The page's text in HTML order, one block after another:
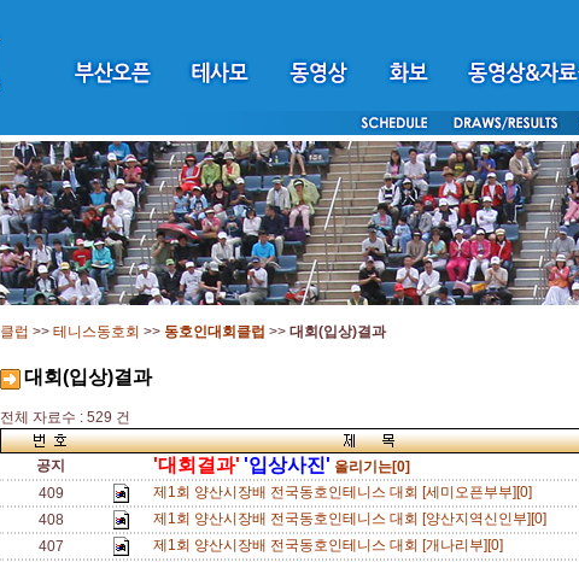
클럽 >> 테니스동호회 >> 동호인대회클럽 >> 대회(입상)결과
대회(입상)결과
전체 자료수 : 529 건
공지 '대회결과' '입상사진' 올리기는[0]
409
제1회 양산시장배 전국동호인테니스 대회 [세미오픈부부][0]
408
제1회 양산시장배 전국동호인테니스 대회 [양산지역신인부][0]
407
제1회 양산시장배 전국동호인테니스 대회 [개나리부][0]